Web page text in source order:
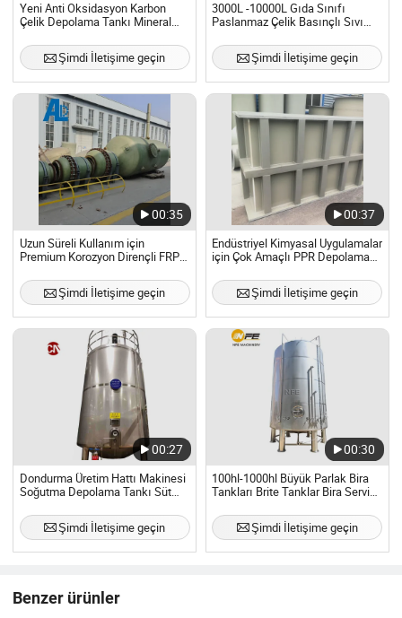
Yeni Anti Oksidasyon Karbon
Çelik Depolama Tankı Mineral
Metal Konteyner
Şimdi İletişime geçin
3000L -10000L Gıda Sınıfı
Paslanmaz Çelik Basınçlı Sıvı
Şimdi İletişime geçin
00:35
Uzun Süreli Kullanım için
Premium Korozyon Dirençli FRP
Şimdi İletişime geçin
00:37
Endüstriyel Kimyasal Uygulamalar
için Çok Amaçlı PPR Depolama
Şimdi İletişime geçin
00:27
Dondurma Üretim Hattı Makinesi
Soğutma Depolama Tankı Süt
Tanklar 500L Olgunlaştırma
Tankı
Şimdi İletişime geçin
00:30
100hl-1000hl Büyük Parlak Bira
Tankları Brite Tanklar Bira Servis
Çelik Depolama Tankları Büyük
Özelleştirilmiş Paslanmaz Çelik
Şimdi İletişime geçin
Benzer ürünler